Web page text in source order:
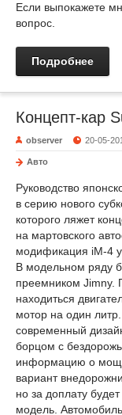
Если выпокажете
вопрос.
Подробнее
Концепт-кар
observer 20-05-
Авто
Руководство
в серию нового
которого ляжет
на мартовского
модификация iM-4 у
В модельном ряду
преемником Jimny.
находиться
мотор на один
современный
борцом с
информацию о
вариант
но за доплату
модель.